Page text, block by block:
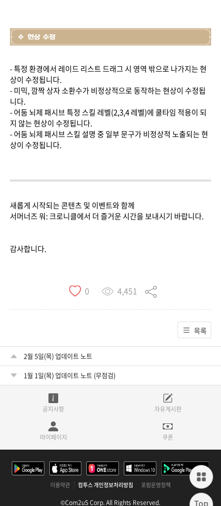
- 특정 환경에서 레이드 리스트 드래그 시 영역 밖으로 나가지는 현
상이 수정됩니다.
- 미믹, 깜짝 상자 소환수가 비정상적으로 동작하는 현상이 수정됩
니다.
- 어둠 뇌제 패시브 특정 스킬 레벨(2,3,4 레벨)에 쿨타임 적용이 되
지 않는 현상이 수정됩니다.
- 어둠 뇌제 패시브 스킬 설명 중 일부 문구가 비정상적 노출되는 현
상이 수정됩니다.
새롭게 시작되는 콘텐츠 및 이벤트와 함께
서머너즈 워: 크로니클에서 더 즐거운 시간을 보내시기 바랍니다.
감사합니다.
0 4,451
목록
2월 5일(목) 업데이트 노트
1월 1일(목) 업데이트 노트 (무점검)
공지사항 자유게시판
마이페이지 쿠폰
이용약관 컴투스 개인정보처리방침 포럼운영정책
©Com2uS Corp. All Rights Reserved.